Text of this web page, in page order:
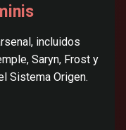
incluidos
Saryn, Frost y
Sistema Origen.